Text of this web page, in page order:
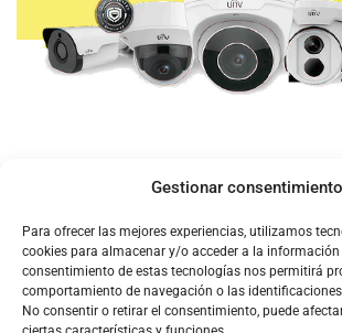
Gestionar consentimiento
Para ofrecer las mejores experiencias, utilizamos
cookies para almacenar y/o acceder a la información
consentimiento de estas tecnologías nos permitirá
comportamiento de navegación o las
No consentir o retirar el consentimiento, puede